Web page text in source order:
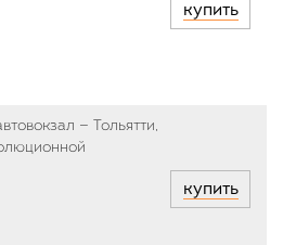
купить
— Тольятти,
купить